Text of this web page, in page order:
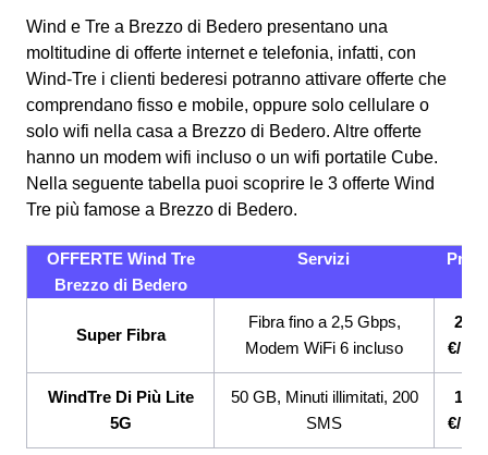
Wind e Tre a Brezzo di Bedero presentano una
moltitudine di offerte internet e telefonia, infatti, con
Wind-Tre i clienti bederesi potranno attivare offerte che
comprendano fisso e mobile, oppure solo cellulare o
solo wifi nella casa a Brezzo di Bedero. Altre offerte
hanno un modem wifi incluso o un wifi portatile Cube.
Nella seguente tabella puoi scoprire le 3 offerte Wind
Tre più famose a Brezzo di Bedero.
OFFERTE Wind Tre
Brezzo di Bedero
Servizi
Super Fibra
Fibra fino a 2,5 Gbps,
Modem WiFi 6 incluso
€/
WindTre Di Più Lite
5G
50 GB, Minuti illimitati, 200
SMS
€/